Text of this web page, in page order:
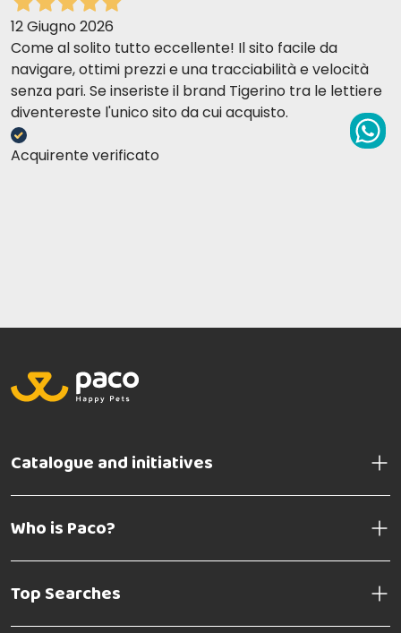
12 Giugno 2026
Come al solito tutto eccellente! Il sito facile da
navigare, ottimi prezzi e una tracciabilità e velocità
senza pari. Se inseriste il brand Tigerino tra le lettiere
diventereste l'unico sito da cui acquisto.
Acquirente verificato
Catalogue and initiatives
Who is Paco?
Top Searches